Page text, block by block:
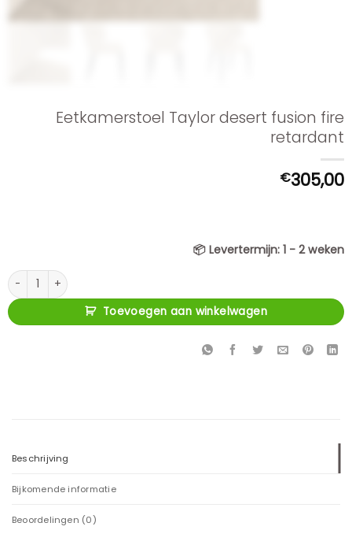
Eetkamerstoel Taylor desert fusion fire
retardant
€305,00
📦 Levertermijn: 1 - 2 weken
Eetkamerstoel Taylor desert fusion fire retardant aantal
Toevoegen aan winkelwagen
Beschrijving
Bijkomende informatie
Beoordelingen (0)